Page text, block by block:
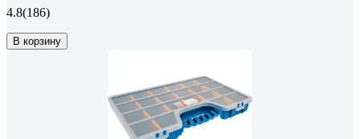
4.8(186)
В корзину